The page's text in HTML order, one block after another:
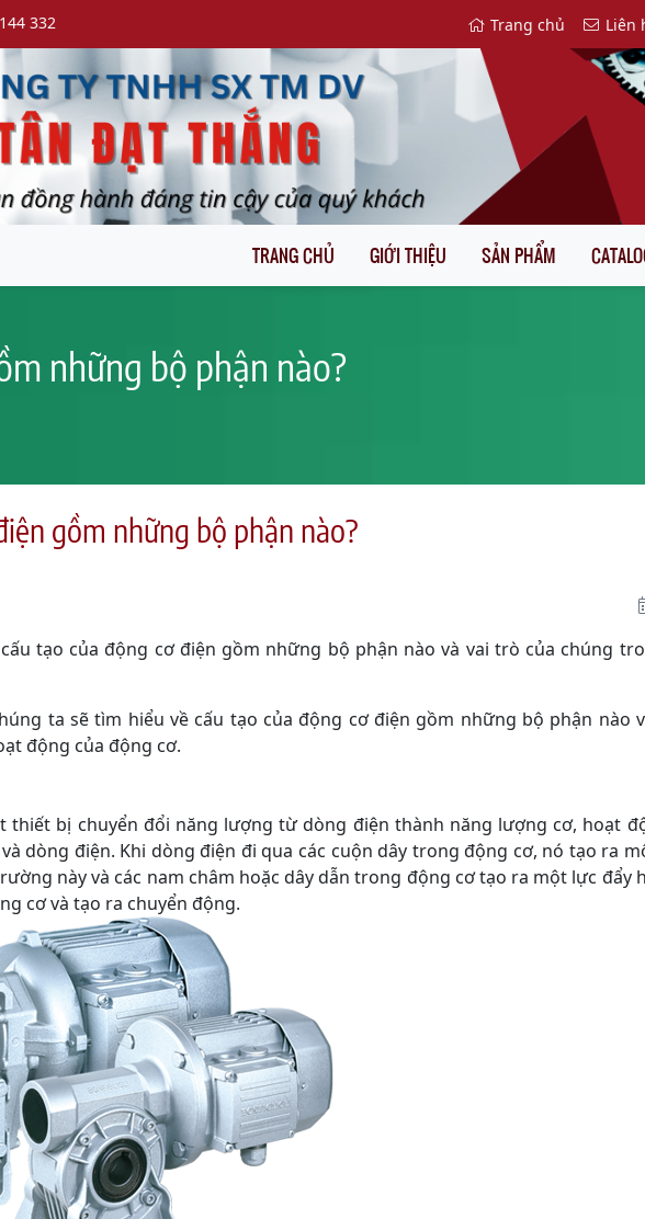
332 Liên
Trang chủ
TRANG CHỦ GIỚI THIỆU SẢN PHẨM
những bộ phận nào?
gồm những bộ phận nào?
tạo của động cơ điện gồm những bộ phận nào và vai trò của chúng
ta sẽ tìm hiểu về cấu tạo của động cơ điện gồm những bộ phận nào
động của động cơ.
bị chuyển đổi năng lượng từ dòng điện thành năng lượng cơ, hoạt
dòng điện. Khi dòng điện đi qua các cuộn dây trong động cơ, nó tạo ra
này và các nam châm hoặc dây dẫn trong động cơ tạo ra một lực đẩy
cơ và tạo ra chuyển động.